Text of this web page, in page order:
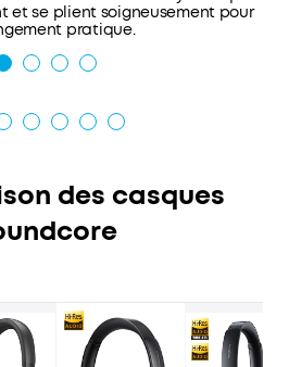
et se plient soigneusement pour
pratique.
des casques